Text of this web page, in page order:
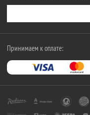
Принимаем к оплате: